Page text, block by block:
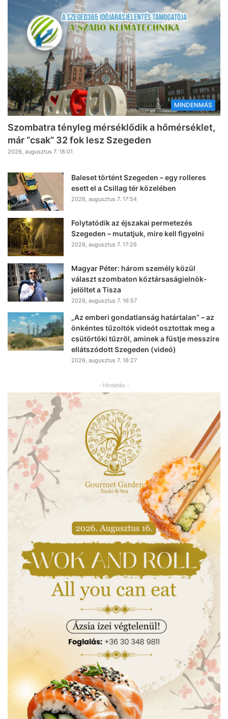
MINDENMÁS
Szombatra tényleg mérséklődik a hőmérséklet,
már “csak” 32 fok lesz Szegeden
2026, augusztus 7. 18:01
Baleset történt Szegeden – egy rolleres
esett el a Csillag tér közelében
2026, augusztus 7. 17:54
Folytatódik az éjszakai permetezés
Szegeden – mutatjuk, mire kell figyelni
2026, augusztus 7. 17:26
Magyar Péter: három személy közül
választ szombaton köztársaságielnök-
jelöltet a Tisza
2026, augusztus 7. 16:57
„Az emberi gondatlanság határtalan” – az
önkéntes tűzoltók videót osztottak meg a
csütörtöki tűzről, aminek a füstje messzire
ellátszódott Szegeden (videó)
2026, augusztus 7. 16:27
- Hirdetés -